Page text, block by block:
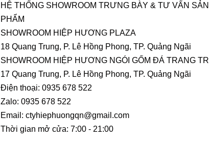
HỆ THỐNG SHOWROOM TRƯNG BÀY & TƯ VẤN SẢN
PHẨM
SHOWROOM HIỆP HƯƠNG PLAZA
18 Quang Trung, P. Lê Hồng Phong, TP. Quảng Ngãi
SHOWROOM HIỆP HƯƠNG NGÓI GỐM ĐÁ TRANG TRÍ
17 Quang Trung, P. Lê Hồng Phong, TP. Quảng Ngãi
Điện thoại: 0935 678 522
Zalo: 0935 678 522
Email: ctyhiephuongqn@gmail.com
Thời gian mở cửa: 7:00 - 21:00